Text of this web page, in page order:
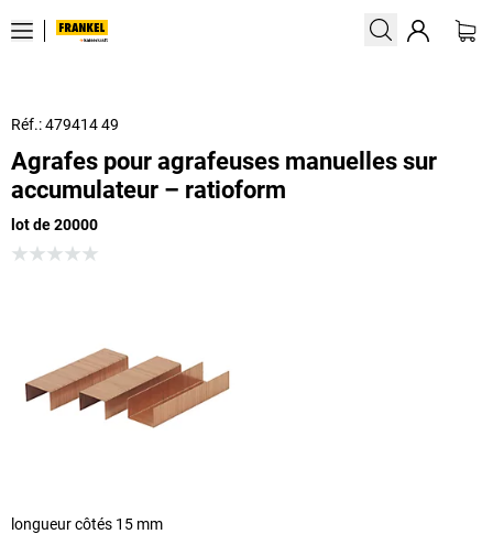
Réf.: 479414 49
Agrafes pour agrafeuses manuelles sur
accumulateur – ratioform
lot de 20000
longueur côtés 15 mm